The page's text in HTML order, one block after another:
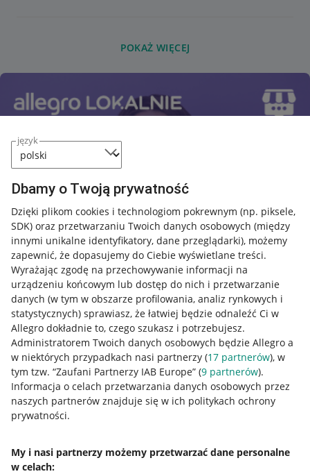
język
Dbamy o Twoją prywatność
Dzięki plikom cookies i technologiom pokrewnym (np. piksele,
SDK) oraz przetwarzaniu Twoich danych osobowych (między
innymi unikalne identyfikatory, dane przeglądarki), możemy
zapewnić, że dopasujemy do Ciebie wyświetlane treści.
Wyrażając zgodę na przechowywanie informacji na
urządzeniu końcowym lub dostęp do nich i przetwarzanie
danych (w tym w obszarze profilowania, analiz rynkowych i
statystycznych) sprawiasz, że łatwiej będzie odnaleźć Ci w
Allegro dokładnie to, czego szukasz i potrzebujesz.
Administratorem Twoich danych osobowych będzie Allegro a
w niektórych przypadkach nasi partnerzy (17 partnerów), w
tym tzw. “Zaufani Partnerzy IAB Europe” (9 partnerów).
Informacja o celach przetwarzania danych osobowych przez
naszych partnerów znajduje się w ich politykach ochrony
prywatności.
My i nasi partnerzy możemy przetwarzać dane personalne
w celach:
POKAŻ WIĘCEJ
Przydatne informacje
Jak to działa
Napisz do nas
Allegro Gadane dla kupujących